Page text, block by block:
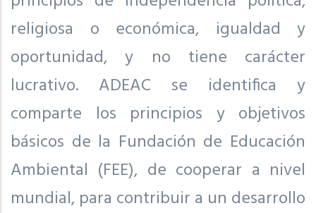
religiosa o económica, igualdad y
oportunidad, y no tiene carácter
lucrativo. ADEAC se identifica y
comparte los principios y objetivos
básicos de la Fundación de Educación
Ambiental (FEE), de cooperar a nivel
mundial, para contribuir a un desarrollo